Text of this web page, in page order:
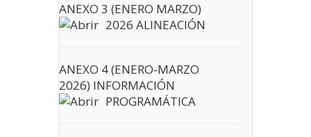
ANEXO 3 (ENERO MARZO)
2026 ALINEACIÓN
ANEXO 4 (ENERO-MARZO
2026) INFORMACIÓN
PROGRAMÁTICA